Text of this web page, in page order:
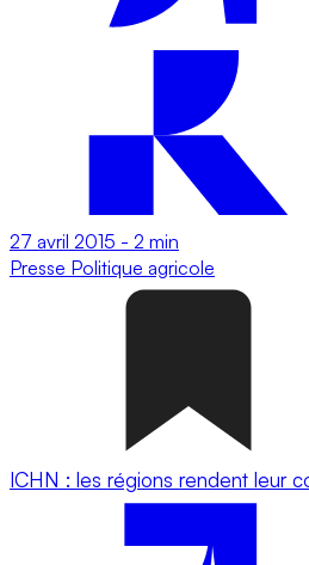
27 avril 2015 - 2 min
Presse Politique agricole
ICHN : les régions rendent leur